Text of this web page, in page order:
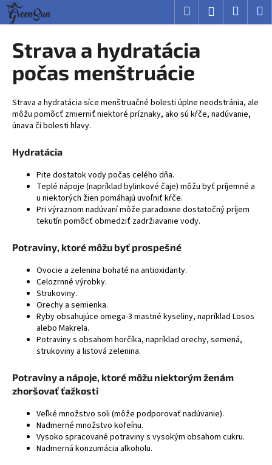
Prejsť
obsah
Hľadať Prihlásenie
Strava a hydratácia
počas menštruácie
Strava a hydratácia síce menštruačné bolesti úplne neodstránia, ale
môžu pomôcť zmierniť niektoré príznaky, ako sú kŕče, nadúvanie,
únava či bolesti hlavy.
Hydratácia
Pite dostatok vody počas celého dňa.
Teplé nápoje (napríklad bylinkové čaje) môžu byť príjemné a
u niektorých žien pomáhajú uvoľniť kŕče.
Pri výraznom nadúvaní môže paradoxne dostatočný príjem
tekutín pomôcť obmedziť zadržiavanie vody.
Potraviny, ktoré môžu byť prospešné
Ovocie a zelenina bohaté na antioxidanty.
Celozrnné výrobky.
Strukoviny.
Orechy a semienka.
Ryby obsahujúce omega-3 mastné kyseliny, napríklad Losos
alebo Makrela.
Potraviny s obsahom horčíka, napríklad orechy, semená,
strukoviny a listová zelenina.
Potraviny a nápoje, ktoré môžu niektorým ženám
zhoršovať ťažkosti
Veľké množstvo soli (môže podporovať nadúvanie).
Nadmerné množstvo kofeínu.
Vysoko spracované potraviny s vysokým obsahom cukru.
Nadmerná konzumácia alkoholu.
K
o
Č
o
p
o
t
r
e
t
e
HĽADAŤ